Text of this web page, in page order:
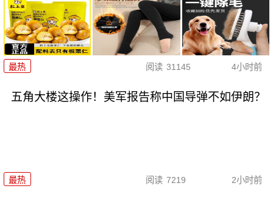
最热 阅读 31145 4小时前
五角大楼这操作！美军报告称中国导弹不如伊朗？
最热 阅读 7219 2小时前